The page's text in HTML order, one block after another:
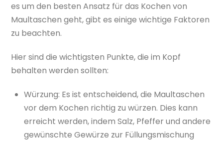
es um den besten Ansatz für das Kochen von
Maultaschen geht, gibt es einige wichtige Faktoren
zu beachten.
Hier sind die wichtigsten Punkte, die im Kopf
behalten werden sollten:
Würzung: Es ist entscheidend, die Maultaschen
vor dem Kochen richtig zu würzen. Dies kann
erreicht werden, indem Salz, Pfeffer und andere
gewünschte Gewürze zur Füllungsmischung